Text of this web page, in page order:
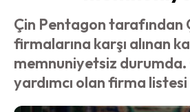
Çin Pentagon tarafından
firmalarına karşı alınan
memnuniyetsiz durumda.
yardımcı olan firma